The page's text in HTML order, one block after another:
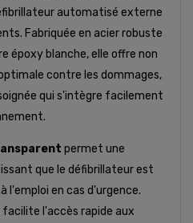
automatisé externe
Fabriquée en acier robuste
époxy blanche, elle offre non
contre les dommages,
qui s'intègre facilement
permet une
que le défibrillateur est
l'emploi en cas d'urgence.
facilite l'accès rapide aux